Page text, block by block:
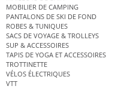
MOBILIER DE CAMPING
PANTALONS DE SKI DE FOND
ROBES & TUNIQUES
SACS DE VOYAGE & TROLLEYS
SUP & ACCESSOIRES
TAPIS DE YOGA ET ACCESSOIRES
TROTTINETTE
VÉLOS ÉLECTRIQUES
VTT